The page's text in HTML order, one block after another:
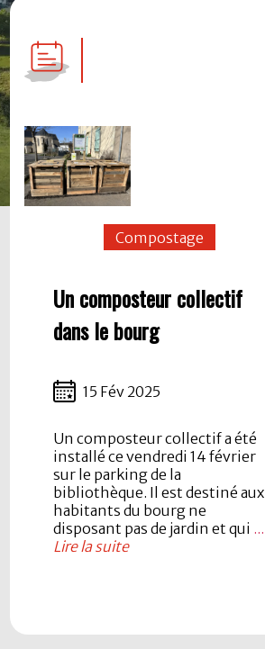
Compostage
Un composteur collectif
dans le bourg
15 Fév 2025
Un composteur collectif a été
installé ce vendredi 14 février
sur le parking de la
bibliothèque. Il est destiné aux
habitants du bourg ne
disposant pas de jardin et qui ...
Lire la suite